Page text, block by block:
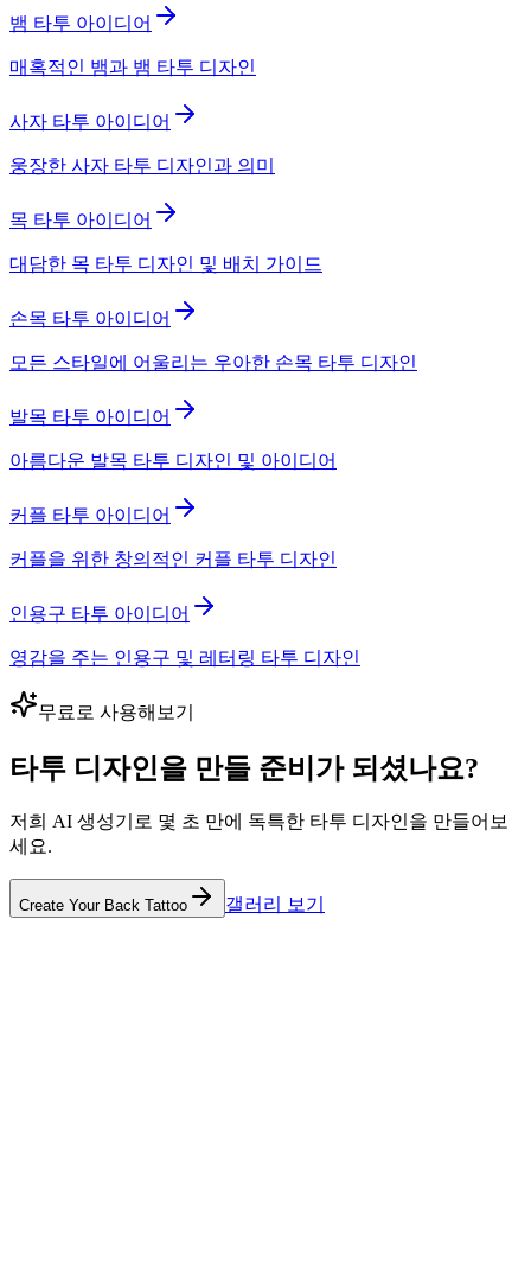
뱀 타투 아이디어
매혹적인 뱀과 뱀 타투 디자인
사자 타투 아이디어
웅장한 사자 타투 디자인과 의미
목 타투 아이디어
대담한 목 타투 디자인 및 배치 가이드
손목 타투 아이디어
모든 스타일에 어울리는 우아한 손목 타투 디자인
발목 타투 아이디어
아름다운 발목 타투 디자인 및 아이디어
커플 타투 아이디어
커플을 위한 창의적인 커플 타투 디자인
인용구 타투 아이디어
영감을 주는 인용구 및 레터링 타투 디자인
무료로 사용해보기
타투 디자인을 만들 준비가 되셨나요?
저희 AI 생성기로 몇 초 만에 독특한 타투 디자인을 만들어보
세요.
Create Your Back Tattoo 갤러리 보기